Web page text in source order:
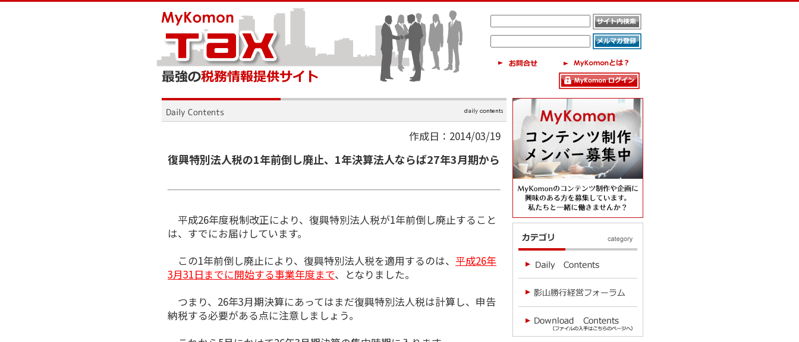
作成日：2014/03/19
復興特別法人税の1年前倒し廃止、1年決算法人ならば27年3月期から
平成26年度税制改正により、復興特別法人税が1年前倒し廃止すること
は、すでにお届けしています。
この1年前倒し廃止により、復興特別法人税を適用するのは、 平成26年
3月31日までに開始する事業年度まで、となりました。
つまり、26年3月期決算にあってはまだ復興特別法人税は計算し、申告
納税する必要がある点に注意しましょう。